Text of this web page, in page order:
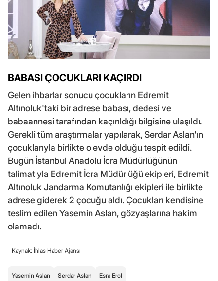
BABASI ÇOCUKLARI KAÇIRDI
Gelen ihbarlar sonucu çocukların Edremit
Altınoluk'taki bir adrese babası, dedesi ve
babaannesi tarafından kaçırıldığı bilgisine ulaşıldı.
Gerekli tüm araştırmalar yapılarak, Serdar Aslan'ın
çocuklarıyla birlikte o evde olduğu tespit edildi.
Bugün İstanbul Anadolu İcra Müdürlüğünün
talimatıyla Edremit İcra Müdürlüğü ekipleri, Edremit
Altınoluk Jandarma Komutanlığı ekipleri ile birlikte
adrese giderek 2 çocuğu aldı. Çocukları kendisine
teslim edilen Yasemin Aslan, gözyaşlarına hakim
olamadı.
Kaynak: İhlas Haber Ajansı
Yasemin Aslan Serdar Aslan Esra Erol